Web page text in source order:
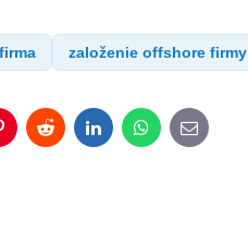
založenie offshore firmy
RedditLinkedInWhatsApp
E-
mail